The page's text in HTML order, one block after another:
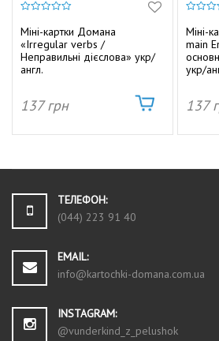
з
5
Міні-картки Домана
«Irregular verbs /
Неправильні дієслова» укр/
англ.
137грн
з
5
Міні-
main
укр/
137
ТЕЛЕФОН:
(044) 223 91 40
EMAIL:
info@kartochki-domana.com.ua
INSTAGRAM:
@vunderkind_z_pelushok